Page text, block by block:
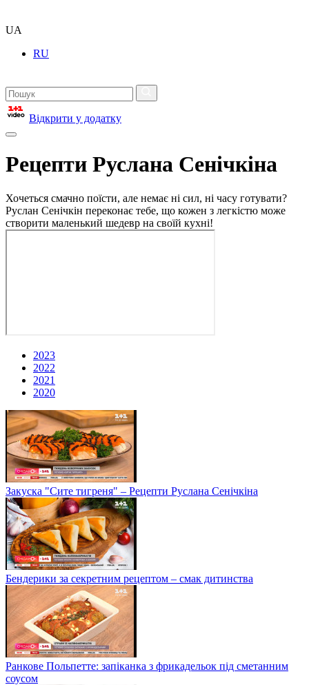
UA
RU
Відкрити у додатку
Рецепти Руслана Сенічкіна
Хочеться смачно поїсти, але немає ні сил, ні часу готувати?
Руслан Сенічкін переконає тебе, що кожен з легкістю може
створити маленький шедевр на своїй кухні!
2023
2022
2021
2020
Закуска "Сите тигреня" – Рецепти Руслана Сенічкіна
Бендерики за секретним рецептом – смак дитинства
Ранкове Польпетте: запіканка з фрикадельок під сметанним
соусом